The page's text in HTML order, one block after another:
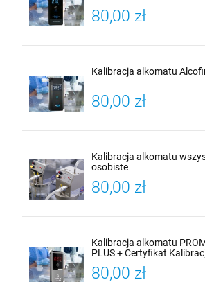
80,00 zł
Kalibracja alkomatu
80,00 zł
Kalibracja alkomatu
osobiste
80,00 zł
Kalibracja alkomatu
PLUS + Certyfikat
80,00 zł